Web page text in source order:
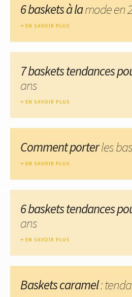
6 baskets à lamode en
EN SAVOIR PLUS
7 baskets tendances
ans
EN SAVOIR PLUS
Comment porterles
EN SAVOIR PLUS
6 baskets tendances
ans
EN SAVOIR PLUS
Baskets caramel: